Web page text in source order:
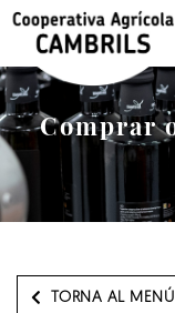
Comprar
TORNA AL MENÚ